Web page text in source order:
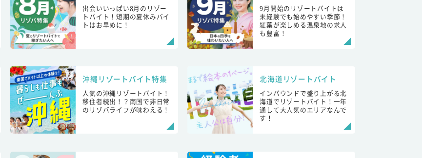
出会いいっぱい8月のリゾー
トバイト！短期の夏休みバイ
トはお早めに！
9月開始のリゾートバイトは
未経験でも始めやすい季節！
紅葉が楽しめる温泉地の求人
も豊富！
沖縄リゾートバイト特集
人気の沖縄リゾートバイト！
移住者続出！？南国で非日常
のリゾバライフが味わえる！
北海道リゾートバイト
インバウンドで盛り上がる北
海道でリゾートバイト！一年
通して大人気のエリアなんで
す！